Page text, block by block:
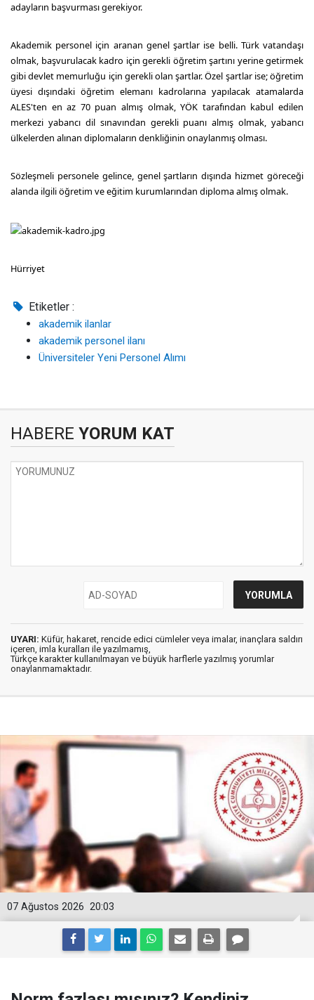
adayların başvurması gerekiyor.
Akademik personel için aranan genel şartlar ise belli. Türk vatandaşı
olmak, başvurulacak kadro için gerekli öğretim şartını yerine getirmek
gibi devlet memurluğu için gerekli olan şartlar. Özel şartlar ise; öğretim
üyesi dışındaki öğretim elemanı kadrolarına yapılacak atamalarda
ALES'ten en az 70 puan almış olmak, YÖK tarafından kabul edilen
merkezi yabancı dil sınavından gerekli puanı almış olmak, yabancı
ülkelerden alınan diplomaların denkliğinin onaylanmış olması.
Sözleşmeli personele gelince, genel şartların dışında hizmet göreceği
alanda ilgili öğretim ve eğitim kurumlarından diploma almış olmak.
Hürriyet
Etiketler :
akademik ilanlar
akademik personel ilanı
Üniversiteler Yeni Personel Alımı
HABERE YORUM KAT
UYARI: Küfür, hakaret, rencide edici cümleler veya imalar, inançlara saldırı
içeren, imla kuralları ile yazılmamış,
Türkçe karakter kullanılmayan ve büyük harflerle yazılmış yorumlar
onaylanmamaktadır.
20:03
07 Ağustos 2026